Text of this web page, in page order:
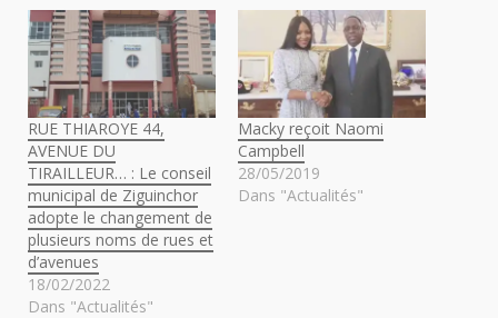
RUE THIAROYE 44,
AVENUE DU
TIRAILLEUR… : Le conseil
municipal de Ziguinchor
adopte le changement de
plusieurs noms de rues et
d’avenues
18/02/2022
Dans "Actualités"
Macky reçoit Naomi
Campbell
28/05/2019
Dans "Actualités"